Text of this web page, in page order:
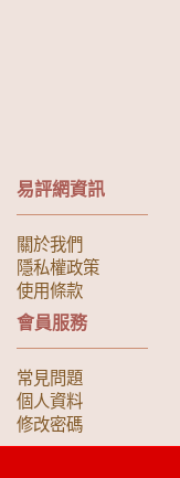
易評網資訊
關於我們
隱私權政策
使用條款
會員服務
常見問題
個人資料
修改密碼